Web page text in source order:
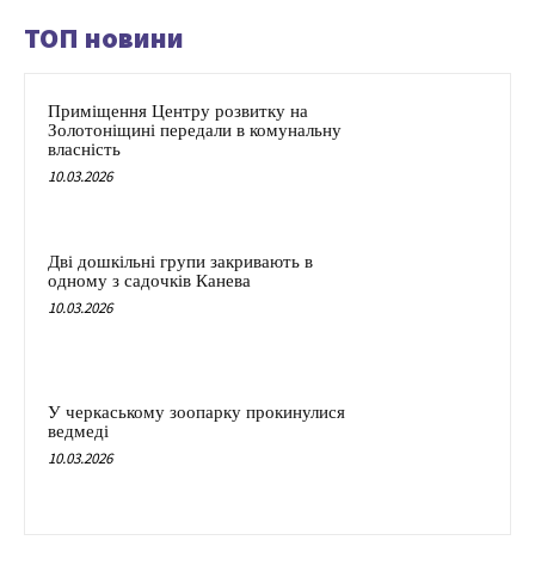
ТОП новини
Приміщення Центру розвитку на
Золотоніщині передали в комунальну
власність
10.03.2026
Дві дошкільні групи закривають в
одному з садочків Канева
10.03.2026
У черкаському зоопарку прокинулися
ведмеді
10.03.2026